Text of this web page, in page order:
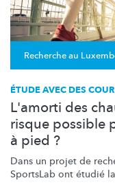
Recherche au
ÉTUDE AVEC DES
L'amorti des
risque possible
à pied ?
Dans un projet de
SportsLab ont étudié